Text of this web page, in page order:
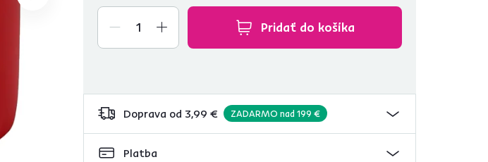
Pridať do košíka
Doprava od 3,99 € ZADARMO nad 199 €
Platba